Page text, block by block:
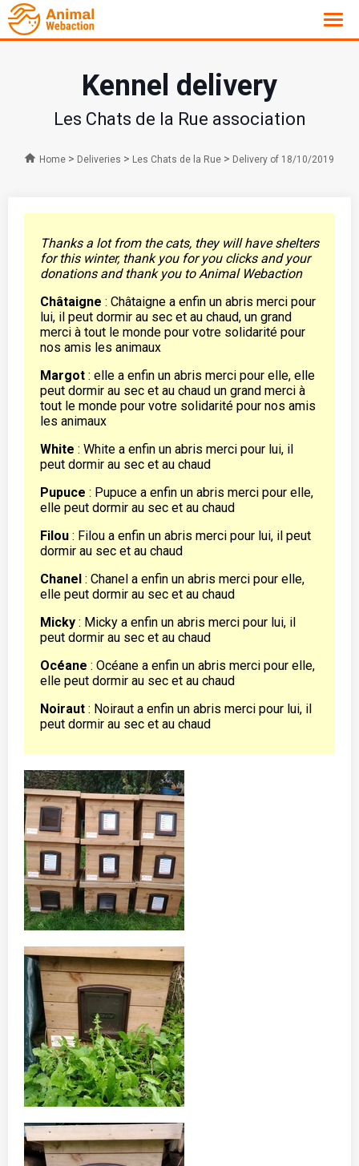
Kennel delivery
Les Chats de la Rue association
Home > Deliveries > Les Chats de la Rue > Delivery of 18/10/2019
Thanks a lot from the cats, they will have shelters
for this winter, thank you for you clicks and your
donations and thank you to Animal Webaction
Châtaigne : Châtaigne a enfin un abris merci pour
lui, il peut dormir au sec et au chaud, un grand
merci à tout le monde pour votre solidarité pour
nos amis les animaux
Margot : elle a enfin un abris merci pour elle, elle
peut dormir au sec et au chaud un grand merci à
tout le monde pour votre solidarité pour nos amis
les animaux
White : White a enfin un abris merci pour lui, il
peut dormir au sec et au chaud
Pupuce : Pupuce a enfin un abris merci pour elle,
elle peut dormir au sec et au chaud
Filou : Filou a enfin un abris merci pour lui, il peut
dormir au sec et au chaud
Chanel : Chanel a enfin un abris merci pour elle,
elle peut dormir au sec et au chaud
Micky : Micky a enfin un abris merci pour lui, il
peut dormir au sec et au chaud
Océane : Océane a enfin un abris merci pour elle,
elle peut dormir au sec et au chaud
Noiraut : Noiraut a enfin un abris merci pour lui, il
peut dormir au sec et au chaud